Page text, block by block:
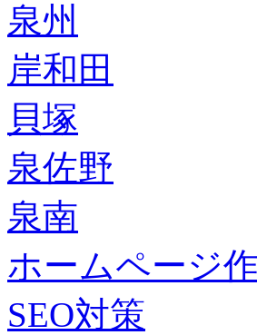
泉州
岸和田
貝塚
泉佐野
泉南
ホームページ
SEO対策